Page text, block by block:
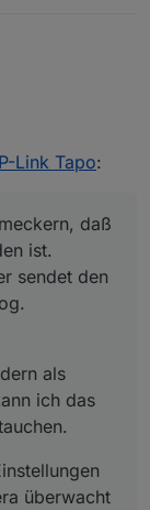
Tapo. eine von
Gefühl und
an, wenn
zu meckern,
zu finden ist.
dann kann ich
nicht
den
kann, welche
Link Tapo:
daß
ist.
sendet den
als
ich das
überwacht